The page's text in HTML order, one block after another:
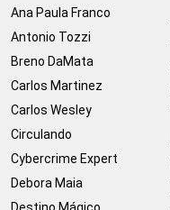
Ana Paula Franco
Antonio Tozzi
Breno DaMata
Carlos Martinez
Carlos Wesley
Circulando
Cybercrime Expert
Debora Maia